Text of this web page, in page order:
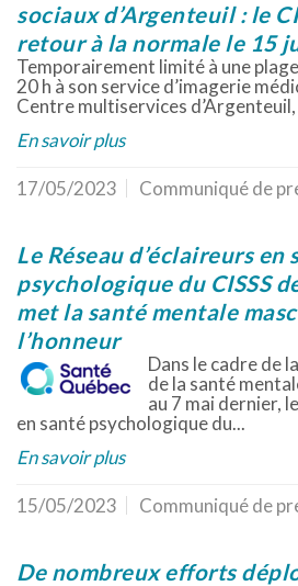
sociaux d’Argenteuil : le
retour à la normale le 15
Temporairement limité à une
20 h à son service d’imagerie
Centre multiservices d’Argenteuil,
En savoir plus
17/05/2023 Communiqué de
Le Réseau d’éclaireurs en
psychologique du CISSS
met la santé mentale
l’honneur
Dans le cadre de
de la santé
au 7 mai dernier,
en santé psychologique du...
En savoir plus
15/05/2023 Communiqué de
De nombreux efforts